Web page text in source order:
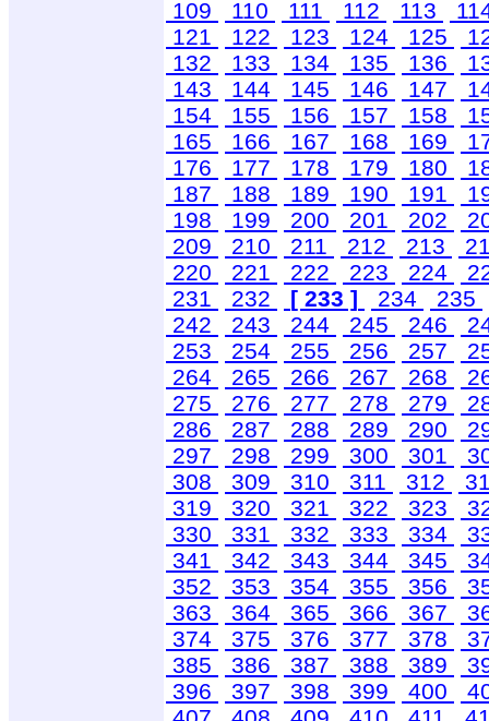
109
110 111 112 113
121
122 123 124 125
132
133 134 135 136
143
144 145 146 147
154
155 156 157 158
165
166 167 168 169
176
177 178 179 180
187
188 189 190 191
198
199 200 201 202
209
210 211 212 213
220
221 222 223 224
231
232 [ 233 ] 234
235
242
243 244 245 246
253
254 255 256 257
264
265 266 267 268
275
276 277 278 279
286
287 288 289 290
297
298 299 300 301
308
309 310 311 312
319
320 321 322 323
330
331 332 333 334
341
342 343 344 345
352
353 354 355 356
363
364 365 366 367
374
375 376 377 378
385
386 387 388 389
396
397 398 399 400